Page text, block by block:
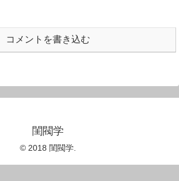
コメントを書き込む
閨閥学
© 2018 閨閥学.